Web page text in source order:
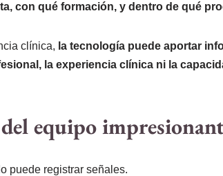
con qué formación, y dentro de qué
clínica, la tecnología puede aportar
la experiencia clínica ni la
equipo
puede registrar señales.